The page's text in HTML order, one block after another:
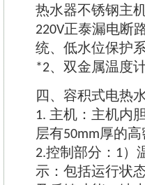
热水器不锈钢主
220V正泰漏电断
统、 低水位保护
*2、 双金属温度
四 、 容积式电热
1. 主机 ： 主机内
层有50mm厚的
2.控制部分 ： 1）
示 ： 包括运行状